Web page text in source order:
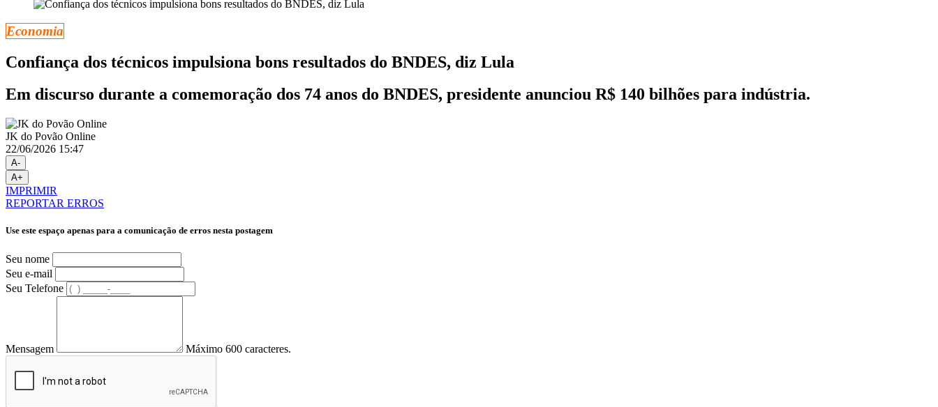
Economia
Confiança dos técnicos impulsiona bons resultados do BNDES, diz Lula
Em discurso durante a comemoração dos 74 anos do BNDES, presidente anunciou R$ 140 bilhões para indústria.
JK do Povão Online
22/06/2026 15:47
A-
A+
IMPRIMIR
REPORTAR ERROS
Use este espaço apenas para a comunicação de erros nesta postagem
Seu nome
Seu e-mail
Seu Telefone
Mensagem Máximo 600 caracteres.